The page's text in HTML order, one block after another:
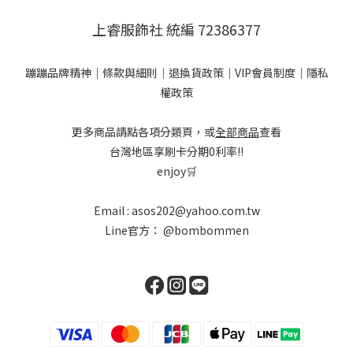
上睿服飾社 統編 72386377
蹦蹦品牌精神｜ 條款與細則 ｜ 退換貨政策｜ VIP會員制度｜ 隱私
權政策
更多商品請點各項分類頁，或全部商品查看
台灣地區享刷卡分期0利率!!
enjoy🛒
Email : asos202@yahoo.com.tw
Line官方： @bombommen